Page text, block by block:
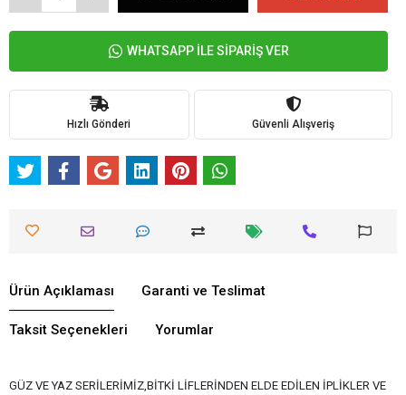
WHATSAPP İLE SİPARİŞ VER
Hızlı Gönderi Güvenli Alışveriş
Ürün Açıklaması Garanti ve Teslimat
Taksit Seçenekleri Yorumlar
GÜZ VE YAZ SERİLERİMİZ,BİTKİ LİFLERİNDEN ELDE EDİLEN İPLİKLER VE